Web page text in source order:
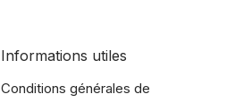
Informations utiles
Conditions générales de